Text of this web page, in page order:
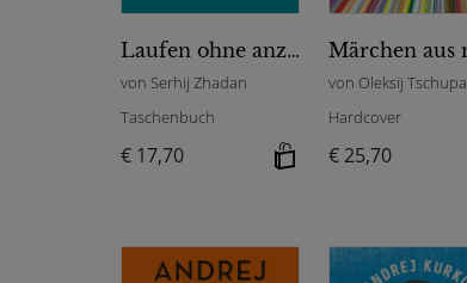
Laufen ohne anzuhalten
von Serhij Zhadan
Taschenbuch
€ 17,70
von Oleksij Tschupa
Hardcover
€ 25,70